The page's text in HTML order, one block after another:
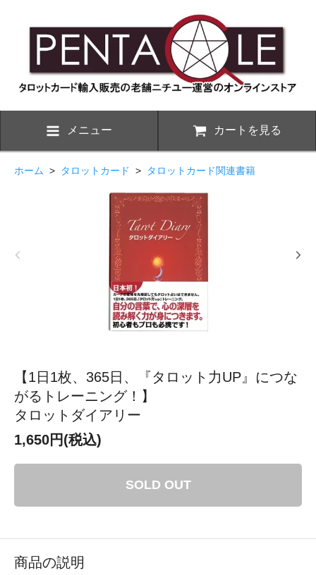
メニュー カートを見る
ホーム > タロットカード > タロットカード関連書籍
【1日1枚、365日、『タロット力UP』につな
がるトレーニング！】
タロットダイアリー
1,650円(税込)
SOLD OUT
商品の説明